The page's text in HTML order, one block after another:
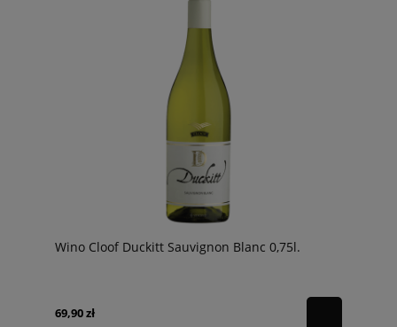
Wino Cloof Duckitt Sauvignon Blanc 0,75l.
69,90 zł